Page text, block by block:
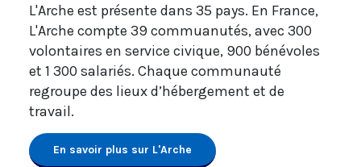
L'Arche est présente dans 35 pays. En France,
L'Arche compte 39 commuanutés, avec 300
volontaires en service civique, 900 bénévoles
et 1 300 salariés. Chaque communauté
regroupe des lieux d’hébergement et de
travail.
En savoir plus sur L'Arche